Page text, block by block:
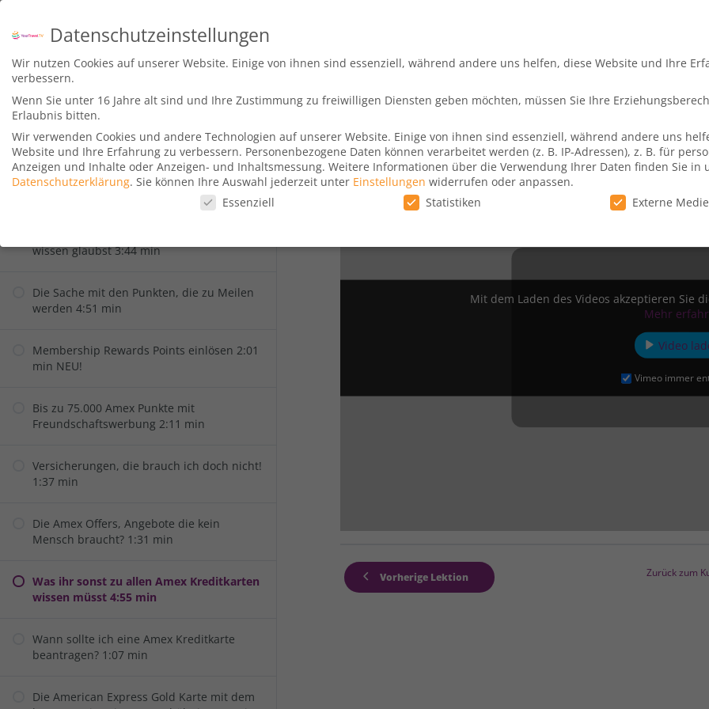
Alles, was ihr über
die American
Express Gold
Kreditkarte wissen
müsst
American Express Kreditkarten
wissen glaubst 3:44 min
Die Sache mit den Punkten, die zu Meilen
werden 4:51 min
Membership Rewards Points einlösen 2:01
min NEU!
Bis zu 75.000 Amex Punkte mit
Freundschaftswerbung 2:11 min
Versicherungen, die brauch ich doch nicht!
1:37 min
Die Amex Offers, Angebote die kein
Mensch braucht? 1:31 min
Was ihr sonst zu allen Amex Kreditkarten
wissen müsst 4:55 min
Wann sollte ich eine Amex Kreditkarte
beantragen? 1:07 min
Die American Express Gold Karte mit dem
Was ihr sonst zu allen Amex
Mit dem Laden des Videos akzeptieren Sie
Mehr
Video
Vimeo immer
Vorherige Lektion Zurück zum
Datenschutzeinstellungen
Wir nutzen Cookies auf unserer Website. Einige von ihnen sind essenziell, während andere uns helfen, diese Website und Ihre
verbessern.
Wenn Sie unter 16 Jahre alt sind und Ihre Zustimmung zu freiwilligen Diensten geben möchten, müssen Sie Ihre
Erlaubnis bitten.
Wir verwenden Cookies und andere Technologien auf unserer Website. Einige von ihnen sind essenziell, während andere uns
Website und Ihre Erfahrung zu verbessern. Personenbezogene Daten können verarbeitet werden (z. B. IP-Adressen), z. B. für
Anzeigen und Inhalte oder Anzeigen- und Inhaltsmessung. Weitere Informationen über die Verwendung Ihrer Daten finden Sie in
Datenschutzerklärung. Sie können Ihre Auswahl jederzeit unter Einstellungen widerrufen oder anpassen.
Essenziell Statistiken Externe
Datenschutzeinstellungen
Wir verwenden Cookies und andere Technologien auf unserer Website. Einige von ihnen sind essenziell, während andere uns
Personenbezogene Daten können verarbeitet werden (z. B. IP-Adressen), z. B. für personalisierte Anzeigen und Inhalte oder
Hier finden Sie eine Übersicht über alle verwendeten Cookies. Sie können Ihre Einwilligung zu ganzen Kategorien geben oder
Cookies auswählen.
Datenschutzeinstellungen
Essenziell (1)
Essenzielle Cookies ermöglichen grundlegende Funktionen und sind für die einwandfreie Funktion der Website erforderlich.
Statistiken (1)
Statistik Cookies erfassen Informationen anonym. Diese Informationen helfen uns zu verstehen, wie unsere Besucher unsere Website nutzen.
Cookie-Informationen anzeigen
Externe Medien (7)